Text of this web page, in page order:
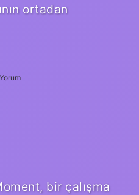
ortadan
bir çalışma